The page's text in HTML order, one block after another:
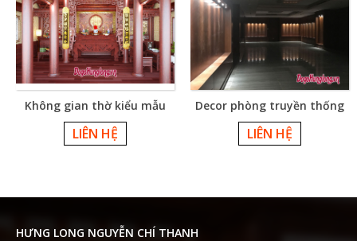
Không gian thờ kiểu mẫu
LIÊN HỆ
Decor phòng truyền thống
LIÊN HỆ
HƯNG LONG NGUYỄN CHÍ THANH